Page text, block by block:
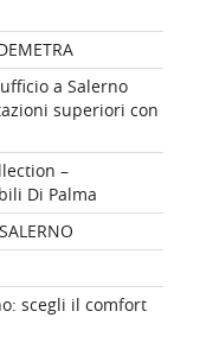
a Salerno
superiori con
–
Di Palma
scegli il comfort